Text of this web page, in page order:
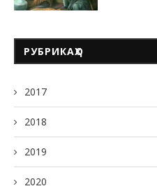
РУБРИКАҲО
2017
2018
2019
2020